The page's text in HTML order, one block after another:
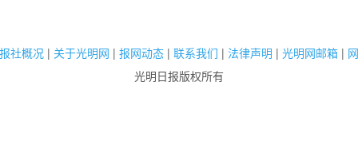
社概况 | 关于光明网 | 报网动态 | 联系我们 | 法律声明 | 光明网邮箱 |
光明日报版权所有